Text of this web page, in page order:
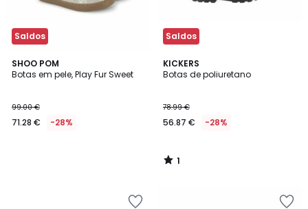
Saldos
SHOO POM
Botas em pele, Play Fur Sweet
99.00 €
71.28 € -28%
Saldos
KICKERS
Botas de poliuretano
78.99 €
56.87 € -28%
1
/
1
/